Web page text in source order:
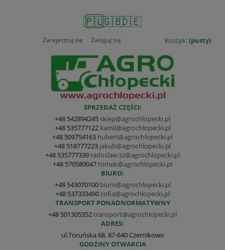
🇵🇱🇬🇧🇩🇪
Koszyk:(pusty)
Zarejestruj się Zaloguj się
SPRZEDAŻ CZĘŚCI:
+48 542894245 sklep@agrochlopecki.pl
+48 535777122 kamil@agrochlopecki.pl
+48 509754163 hubert@agrochlopecki.pl
+48 518777223 jakub@agrochlopecki.pl
+48 535777339 radoslaw.sz@agrochlopecki.pl
+48 570580047tomek@agrochlopecki.pl
BIURO:
+48 543070100 biuro@agrochlopecki.pl
+48 537333490 zofia@agrochlopecki.pl
TRANSPORT PONADNORMATYWNY
+48 501305352transport@agrochlopecki.pl
ADRES:
ul.Toruńska 68, 87-640 Czernikowo
GODZINY OTWARCIA